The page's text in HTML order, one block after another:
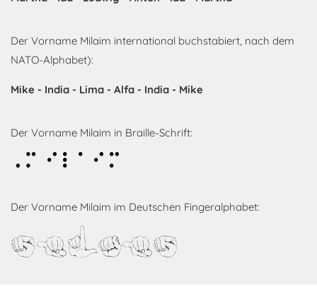
Der Vorname Milaim international buchstabiert, nach dem
NATO-Alphabet):
Mike - India - Lima - Alfa - India - Mike
Der Vorname Milaim in Braille-Schrift:
Milaim
Der Vorname Milaim im Deutschen Fingeralphabet:
Milaim